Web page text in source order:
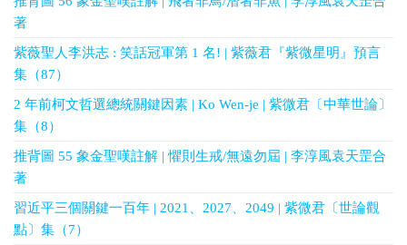
著
紫薇聖人李洪志 : 笑話冠軍第 1 名! | 紫薇君『紫微星明』預言
集（87）
2 年前柯文哲選總統關鍵因素 | Ko Wen-je | 紫微君〔中華世論〕
集（8）
推背圖 55 象金聖嘆註解 | 懼則生戒/無遠勿屆 | 李淳風袁天罡合
著
習近平三個關鍵一百年 | 2021、2027、2049 | 紫微君〔世論觀
點〕集（7）